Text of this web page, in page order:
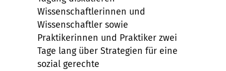
Wissenschaftlerinnen und
Wissenschaftler sowie
Praktikerinnen und Praktiker zwei
Tage lang über Strategien für eine
sozial gerechte